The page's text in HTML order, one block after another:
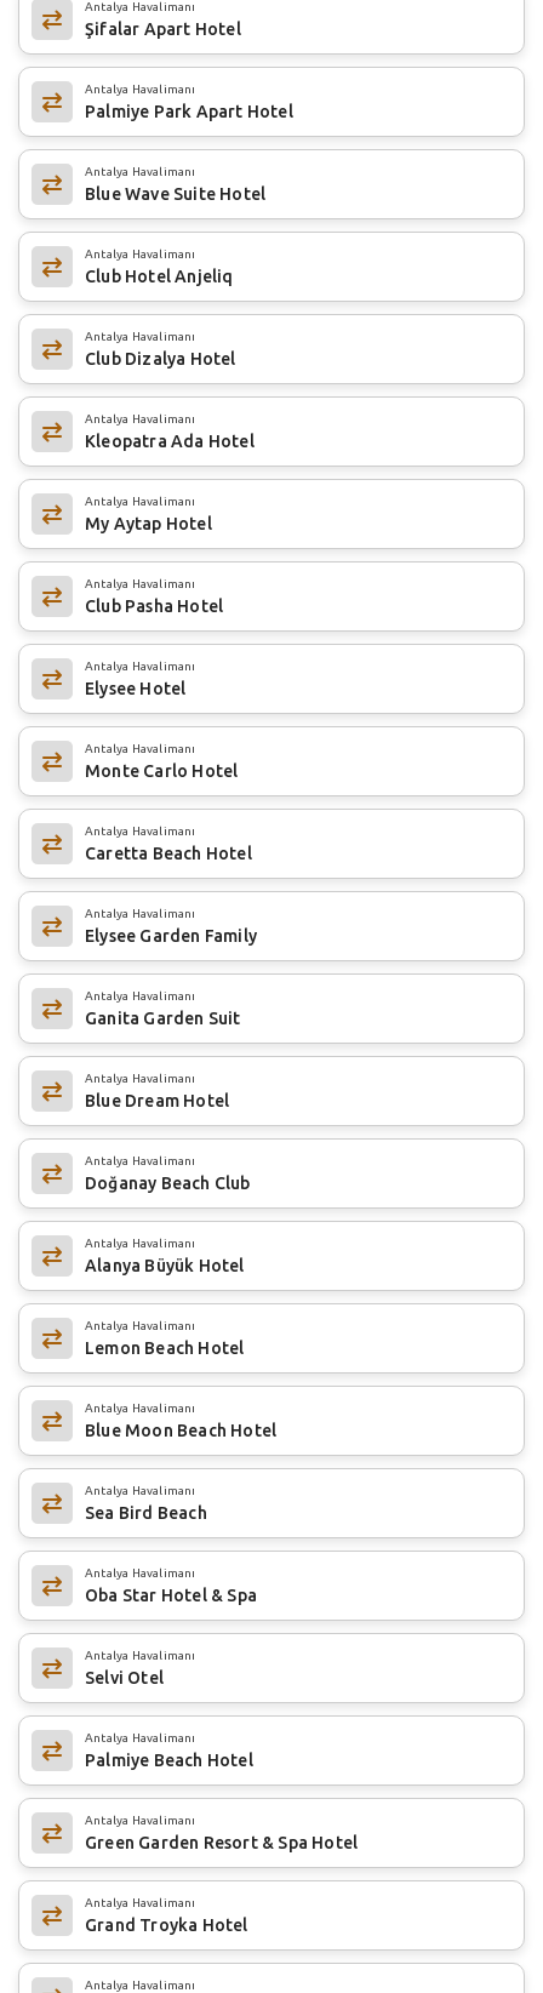
Antalya Havalimanı
Şifalar Apart Hotel
Antalya Havalimanı
Palmiye Park Apart Hotel
Antalya Havalimanı
Blue Wave Suite Hotel
Antalya Havalimanı
Club Hotel Anjeliq
Antalya Havalimanı
Club Dizalya Hotel
Antalya Havalimanı
Kleopatra Ada Hotel
Antalya Havalimanı
My Aytap Hotel
Antalya Havalimanı
Club Pasha Hotel
Antalya Havalimanı
Elysee Hotel
Antalya Havalimanı
Monte Carlo Hotel
Antalya Havalimanı
Caretta Beach Hotel
Antalya Havalimanı
Elysee Garden Family
Antalya Havalimanı
Ganita Garden Suit
Antalya Havalimanı
Blue Dream Hotel
Antalya Havalimanı
Doğanay Beach Club
Antalya Havalimanı
Alanya Büyük Hotel
Antalya Havalimanı
Lemon Beach Hotel
Antalya Havalimanı
Blue Moon Beach Hotel
Antalya Havalimanı
Sea Bird Beach
Antalya Havalimanı
Oba Star Hotel & Spa
Antalya Havalimanı
Selvi Otel
Antalya Havalimanı
Palmiye Beach Hotel
Antalya Havalimanı
Green Garden Resort & Spa Hotel
Antalya Havalimanı
Grand Troyka Hotel
Antalya Havalimanı